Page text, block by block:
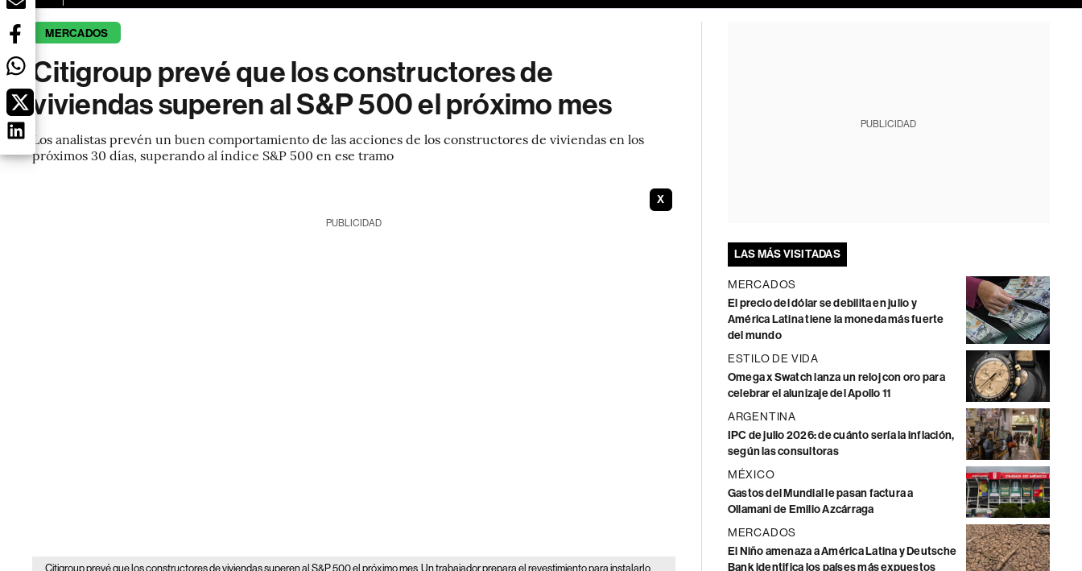
MERCADOS
Citigroup prevé que los constructores de
viviendas superen al S&P 500 el próximo mes
Los analistas prevén un buen comportamiento de las acciones de los constructores de viviendas en los
próximos 30 días, superando al índice S&P 500 en ese tramo
X
PUBLICIDAD
Citigroup prevé que los constructores de viviendas superen al S&P 500 el próximo mes Un trabajador prepara el revestimiento para instalarlo
PUBLICIDAD
LAS MÁS VISITADAS
MERCADOS
El precio del dólar se debilita en julio y
América Latina tiene la moneda más fuerte
del mundo
ESTILO DE VIDA
Omega x Swatch lanza un reloj con oro para
celebrar el alunizaje del Apollo 11
ARGENTINA
IPC de julio 2026: de cuánto sería la inflación,
según las consultoras
MÉXICO
Gastos del Mundial le pasan factura a
Ollamani de Emilio Azcárraga
MERCADOS
El Niño amenaza a América Latina y Deutsche
Bank identifica los países más expuestos